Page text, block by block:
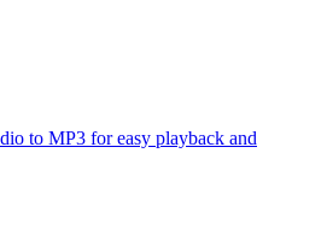
to MP3 for easy playback and